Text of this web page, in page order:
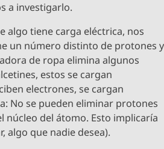
a investigarlo.
algo tiene carga eléctrica, nos
un número distinto de protones y
de ropa elimina algunos
estos se cargan
electrones, se cargan
No se pueden eliminar protones
núcleo del átomo. Esto implicaría
algo que nadie desea).